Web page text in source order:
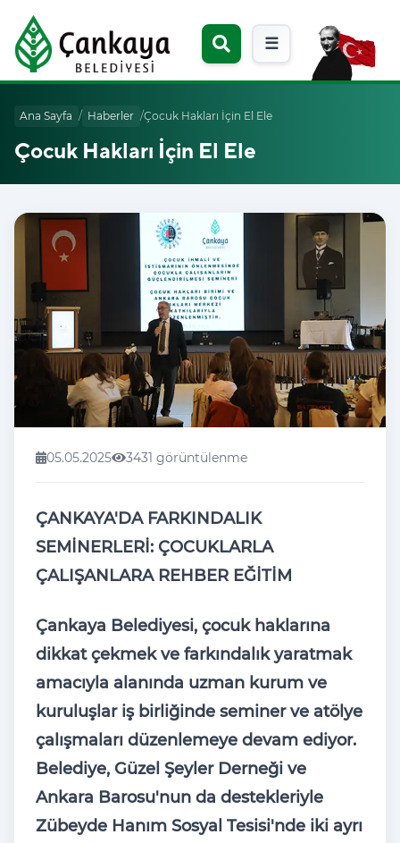
☰
Ana Sayfa / Haberler /Çocuk Hakları İçin El Ele
Çocuk Hakları İçin El Ele
05.05.2025 3431 görüntülenme
ÇANKAYA'DA FARKINDALIK
SEMİNERLERİ: ÇOCUKLARLA
ÇALIŞANLARA REHBER EĞİTİM
Çankaya Belediyesi, çocuk haklarına
dikkat çekmek ve farkındalık yaratmak
amacıyla alanında uzman kurum ve
kuruluşlar iş birliğinde seminer ve atölye
çalışmaları düzenlemeye devam ediyor.
Belediye, Güzel Şeyler Derneği ve
Ankara Barosu'nun da destekleriyle
Zübeyde Hanım Sosyal Tesisi'nde iki ayrı